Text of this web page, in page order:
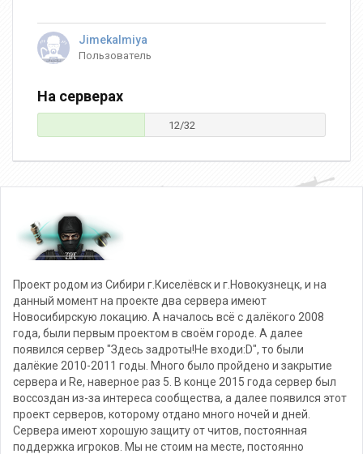
Jimekalmiya
Пользователь
На серверах
12/32
Проект родом из Сибири г.Киселёвск и г.Новокузнецк, и на
данный момент на проекте два сервера имеют
Новосибирскую локацию. А началось всё с далёкого 2008
года, были первым проектом в своём городе. А далее
появился сервер "Здесь задроты!Не входи:D", то были
далёкие 2010-2011 годы. Много было пройдено и закрытие
сервера и Re, наверное раз 5. В конце 2015 года сервер был
воссоздан из-за интереса сообщества, а далее появился этот
проект серверов, которому отдано много ночей и дней.
Сервера имеют хорошую защиту от читов, постоянная
поддержка игроков. Мы не стоим на месте, постоянно